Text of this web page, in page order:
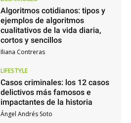
Algoritmos cotidianos: tipos y
ejemplos de algoritmos
cualitativos de la vida diaria,
cortos y sencillos
Iliana Contreras
LIFESTYLE
Casos criminales: los 12 casos
delictivos más famosos e
impactantes de la historia
Ángel Andrés Soto